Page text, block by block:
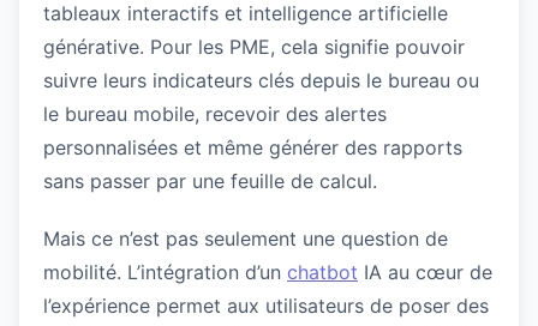
tableaux interactifs et intelligence artificielle
générative. Pour les PME, cela signifie pouvoir
suivre leurs indicateurs clés depuis le bureau ou
le bureau mobile, recevoir des alertes
personnalisées et même générer des rapports
sans passer par une feuille de calcul.
Mais ce n’est pas seulement une question de
mobilité. L’intégration d’un chatbot IA au cœur de
l’expérience permet aux utilisateurs de poser des